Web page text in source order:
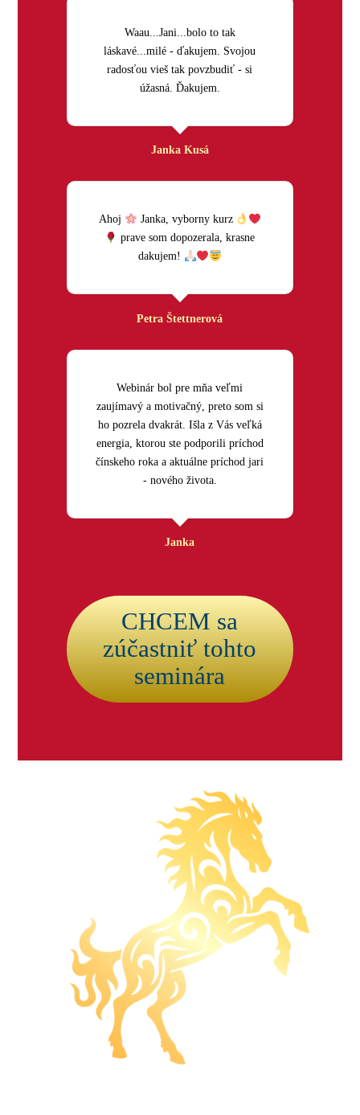
Waau...Jani...bolo to tak
láskavé...milé - ďakujem. Svojou
radosťou vieš tak povzbudiť - si
úžasná. Ďakujem.
Janka Kusá
Ahoj
Janka, vyborny kurz
prave som dopozerala, krasne
dakujem!
Petra Štettnerová
Webinár bol pre mňa veľmi
zaujímavý a motivačný, preto som si
ho pozrela dvakrát. Išla z Vás veľká
energia, ktorou ste podporili príchod
čínskeho roka a aktuálne príchod jari
- nového života.
Janka
CHCEM sa
zúčastniť tohto
seminára